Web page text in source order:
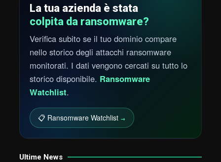
La tua azienda è stata
colpita da ransomware?
Verifica subito se il tuo dominio compare
nello storico degli attacchi ransomware
monitorati. I dati vengono cercati su tutto lo
storico disponibile. Ransomware
Watchlist.
📋 Ransomware Watchlist →
Ultime News